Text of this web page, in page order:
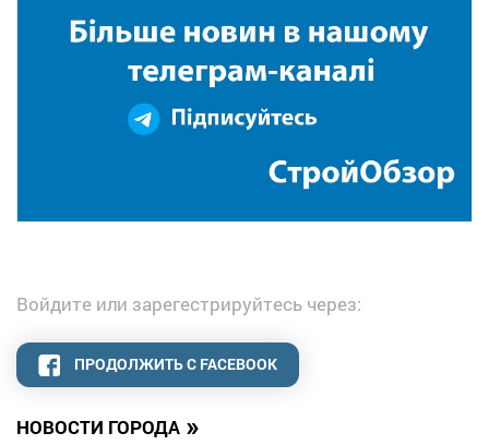
НОВОСТИ ГОРОДА »
Войдите или зарегестрируйтесь через:
ПРОДОЛЖИТЬ С FACEBOOK